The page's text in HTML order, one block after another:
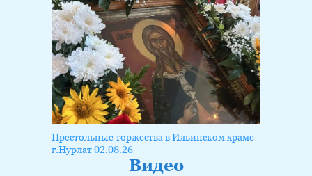
Престольные торжества в Ильинском храме
г.Нурлат 02.08.26
Видео